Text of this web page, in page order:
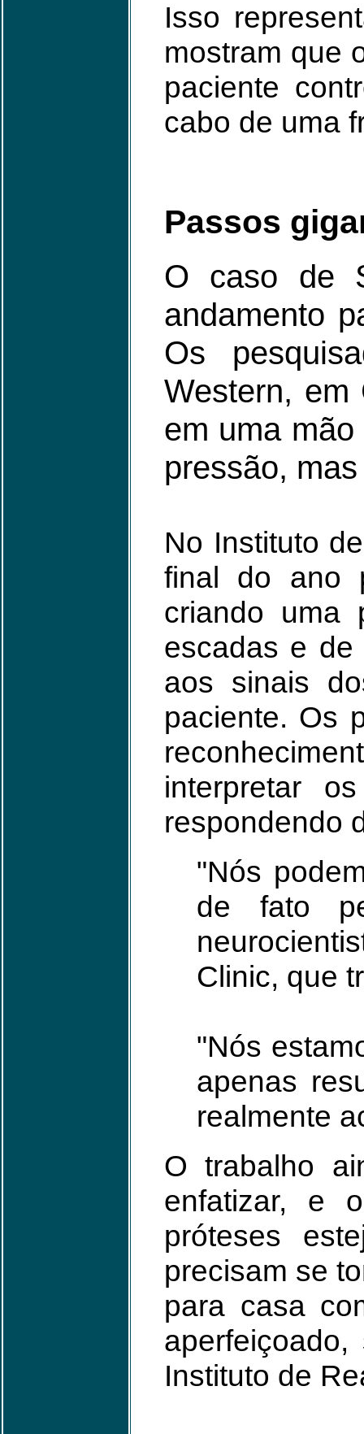
Isso
mostram que
paciente
cabo de uma
Passos
O caso de
andamento
Os
Western, em
em uma
pressão,
No Instituto
final do ano
criando uma
escadas e
aos sinais
paciente. Os
interpretar
respondendo
"Nós
de fato
Clinic, que
"Nós
apenas
realmente
O trabalho
enfatizar, e
próteses
precisam se
para casa
Instituto de